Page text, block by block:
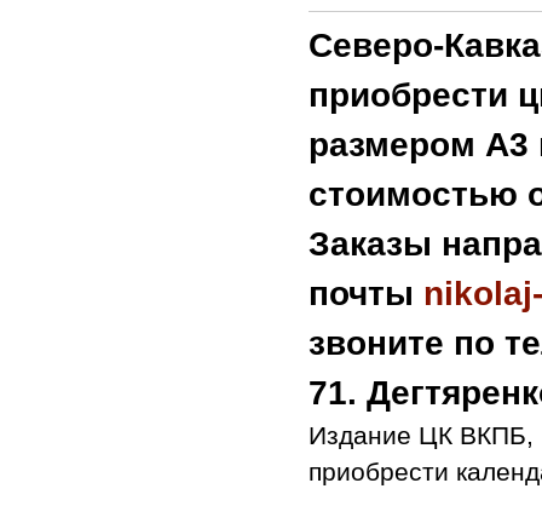
Северо-
приобрести
размером А3
стоимостью
Заказы
почты
звоните по
71.
Издание ЦК ВКПБ,
приобрести